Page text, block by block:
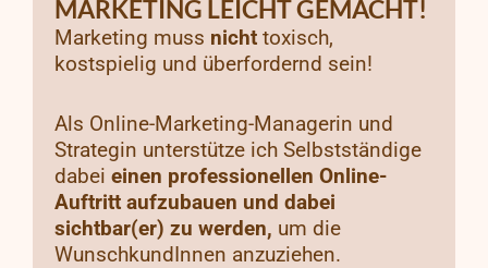
MARKETING LEICHT GEMACHT!
Marketing muss nicht toxisch,
kostspielig und überfordernd sein!
Als Online-Marketing-Managerin und
Strategin unterstütze ich Selbstständige
dabei einen professionellen Online-
Auftritt aufzubauen und dabei
sichtbar(er) zu werden, um die
WunschkundInnen anzuziehen.